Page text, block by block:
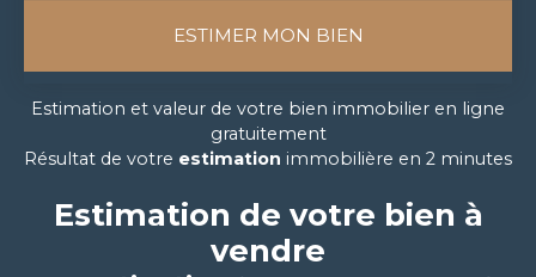
ESTIMER MON BIEN
Estimation et valeur de votre bien immobilier en ligne
gratuitement
Résultat de votre estimation immobilière en 2 minutes
Estimation de votre bien à
vendre